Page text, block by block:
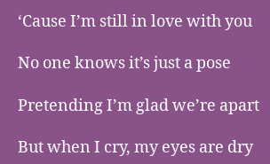
‘Cause I’m still in love with you
No one knows it’s just a pose
Pretending I’m glad we’re apart
But when I cry, my eyes are dry